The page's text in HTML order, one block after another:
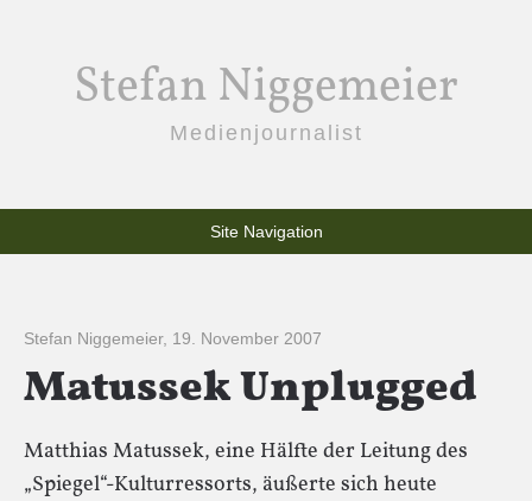
Stefan Niggemeier
Medienjournalist
Site Navigation
Stefan Niggemeier, 19. November 2007
Matussek Unplugged
Matthias Matussek, eine Hälfte der Leitung des
„Spiegel“-Kulturressorts, äußerte sich heute